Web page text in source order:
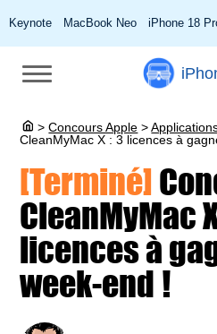
Keynote MacBook Neo iPhone 18
> Concours Apple >
CleanMyMac X : 3 licences à
[Terminé]
CleanMyMac
licences à
week-end !